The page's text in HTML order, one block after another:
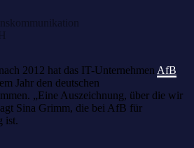
2012 hat das IT-Unternehmen AfB
Jahr den deutschen
„Eine Auszeichnung, über die wir
Sina Grimm, die bei AfB für
ist.